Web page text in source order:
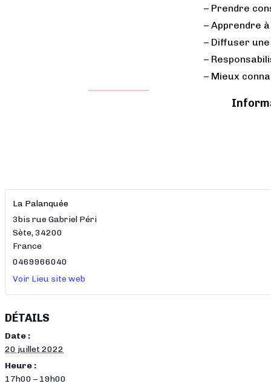
– Prendre
– Apprendre
– Diffuser
–
– Mieux
DÉTAILS
Date :
20 juillet 2022
Heure :
17h00 – 19h00
La Palanquée
3bis rue Gabriel Péri
Sète,34200
France
0469966040
Voir Lieu site web